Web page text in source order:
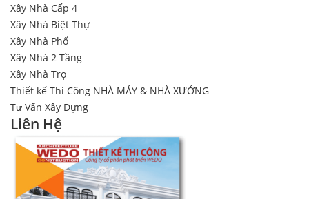
Xây Nhà Cấp 4
Xây Nhà Biệt Thự
Xây Nhà Phố
Xây Nhà 2 Tầng
Xây Nhà Trọ
Thiết kế Thi Công NHÀ MÁY & NHÀ XƯỞNG
Tư Vấn Xây Dựng
Liên Hệ